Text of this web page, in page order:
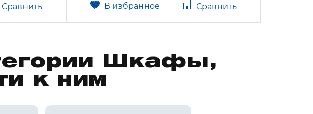
Сравнить В избранное Сравнить
Шкафы,
к ним